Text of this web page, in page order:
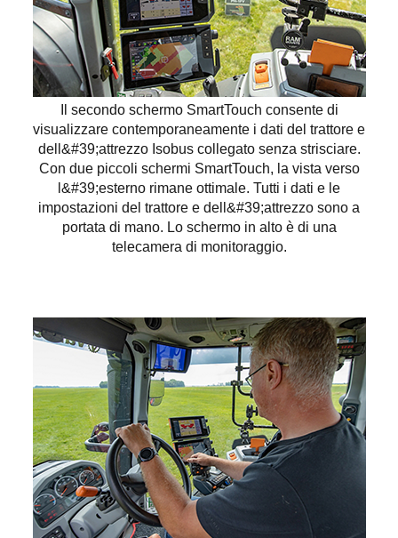
Il secondo schermo SmartTouch consente di
visualizzare contemporaneamente i dati del trattore e
dell&#39;attrezzo Isobus collegato senza strisciare.
Con due piccoli schermi SmartTouch, la vista verso
l&#39;esterno rimane ottimale. Tutti i dati e le
impostazioni del trattore e dell&#39;attrezzo sono a
portata di mano. Lo schermo in alto è di una
telecamera di monitoraggio.